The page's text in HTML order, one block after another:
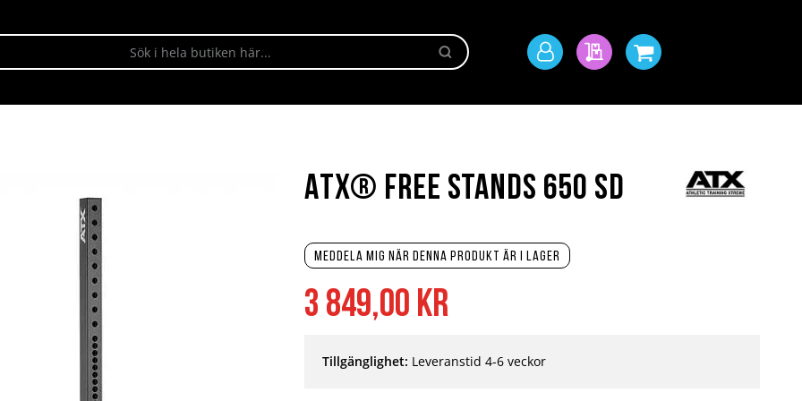
Sök
Mitt
Min offertMin kundvagn
3 849,00 kr
Meddela mig när denna produkt är i lager
Tillgänglighet: Leveranstid 4-6 veckor
ATX® Free Stands 650 SD